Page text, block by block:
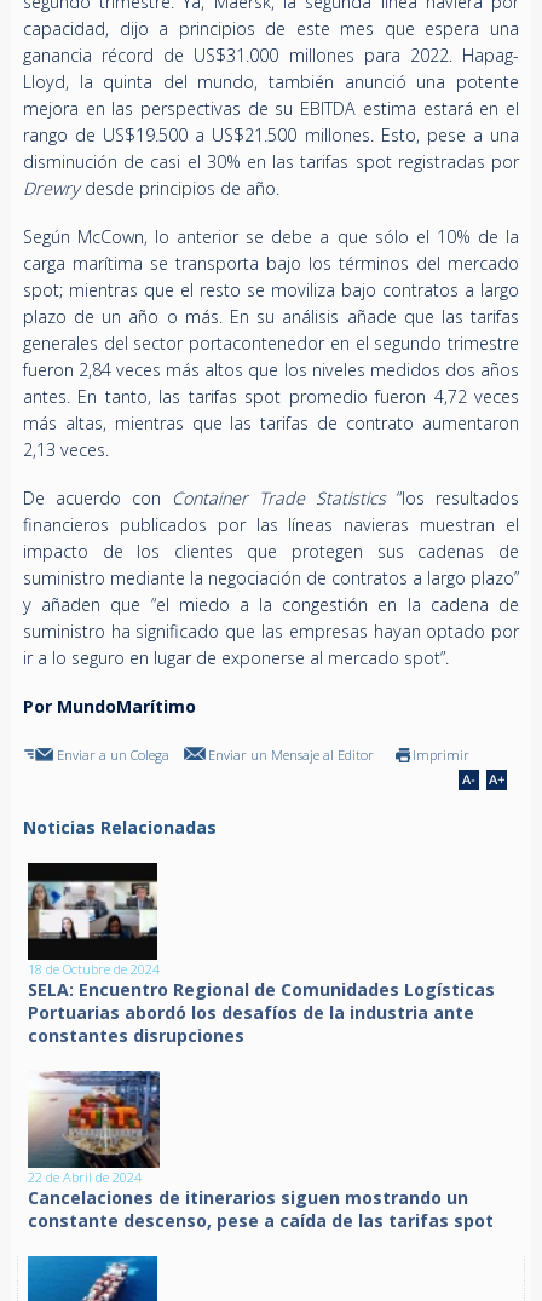
capacidad, dijo a principios de este mes que espera una
ganancia récord de US$31.000 millones para 2022. Hapag-
Lloyd, la quinta del mundo, también anunció una potente
mejora en las perspectivas de su EBITDA estima estará en el
rango de US$19.500 a US$21.500 millones. Esto, pese a una
disminución de casi el 30% en las tarifas spot registradas por
Drewrydesde principios de año.
Según McCown, lo anterior se debe a que sólo el 10% de la
carga marítima se transporta bajo los términos del mercado
spot; mientras que el resto se moviliza bajo contratos a largo
plazo de un año o más. En su análisis añade que las tarifas
generales del sector portacontenedor en el segundo trimestre
fueron 2,84 veces más altos que los niveles medidos dos años
antes. En tanto, las tarifas spot promedio fueron 4,72 veces
más altas, mientras que las tarifas de contrato aumentaron
2,13 veces.
De acuerdo con Container Trade Statistics“los resultados
financieros publicados por las líneas navieras muestran el
impacto de los clientes que protegen sus cadenas de
suministro mediante la negociación de contratos a largo plazo”
y añaden que “el miedo a la congestión en la cadena de
suministro ha significado que las empresas hayan optado por
ir a lo seguro en lugar de exponerse al mercado spot”.
Por MundoMarítimo
Enviar a un Colega Enviar un Mensaje al Editor Imprimir
Noticias Relacionadas
18 de Octubre de 2024
SELA: Encuentro Regional de Comunidades Logísticas
Portuarias abordó los desafíos de la industria ante
constantes disrupciones
22 de Abril de 2024
Cancelaciones de itinerarios siguen mostrando un
constante descenso, pese a caída de las tarifas spot